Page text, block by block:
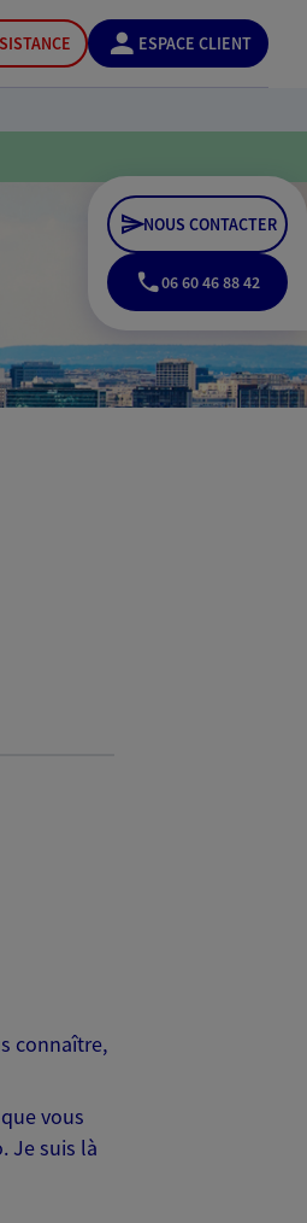
ESPACE CLIENT
NOUS CONTACTER
06 60 46 88 42
connaître,
vous
Je suis là